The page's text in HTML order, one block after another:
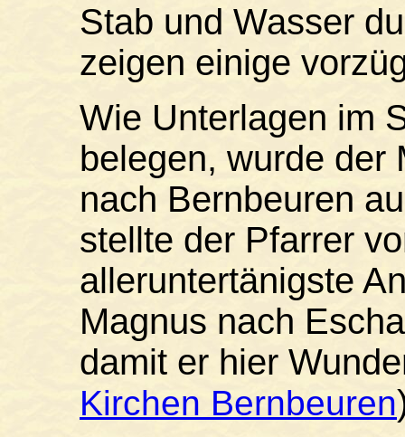
Stab und Wasser
zeigen einige
Wie Unterlagen im
belegen, wurde der
nach Bernbeuren
stellte der Pfarrer
alleruntertänigste
Magnus nach
damit er hier
Kirchen Bernbeuren